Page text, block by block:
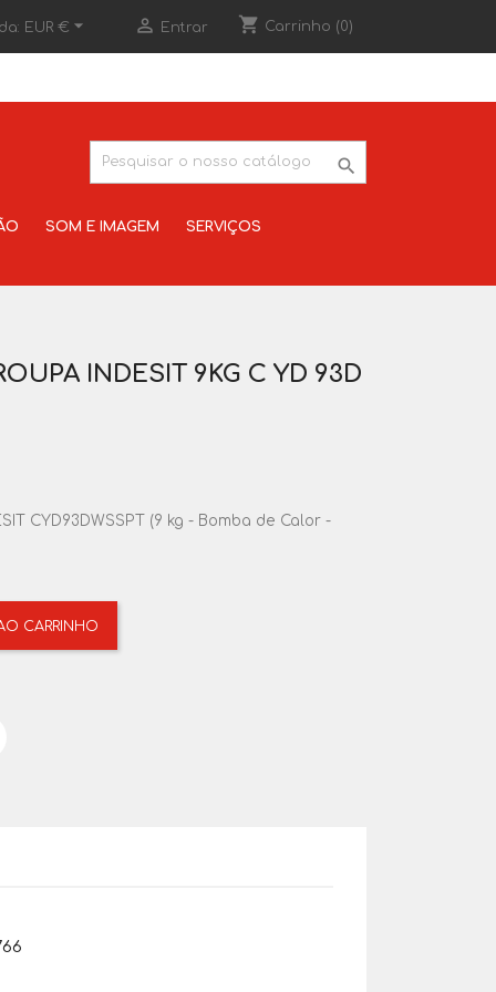
EUR €  Entrar shopping_cart Carrinho (0)

SOM E IMAGEM SERVIÇOS
INDESIT 9KG C YD 93D
CYD93DWSSPT (9 kg - Bomba de Calor -
CARRINHO